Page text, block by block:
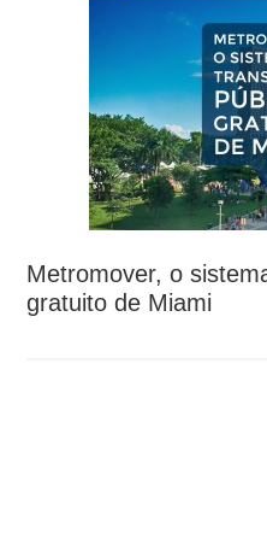
Metromover, o
gratuito de Miami